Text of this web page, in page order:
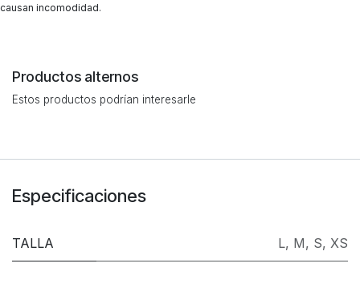
causan incomodidad.
Productos alternos
Estos productos podrían interesarle
Especificaciones
TALLA L, M, S, XS